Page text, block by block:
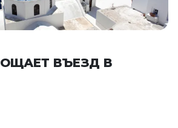
ВЪЕЗД В